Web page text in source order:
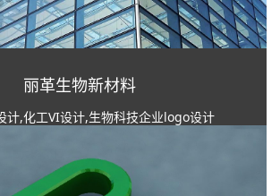
丽革生物新材料
计,化工VI设计,生物科技企业logo设计